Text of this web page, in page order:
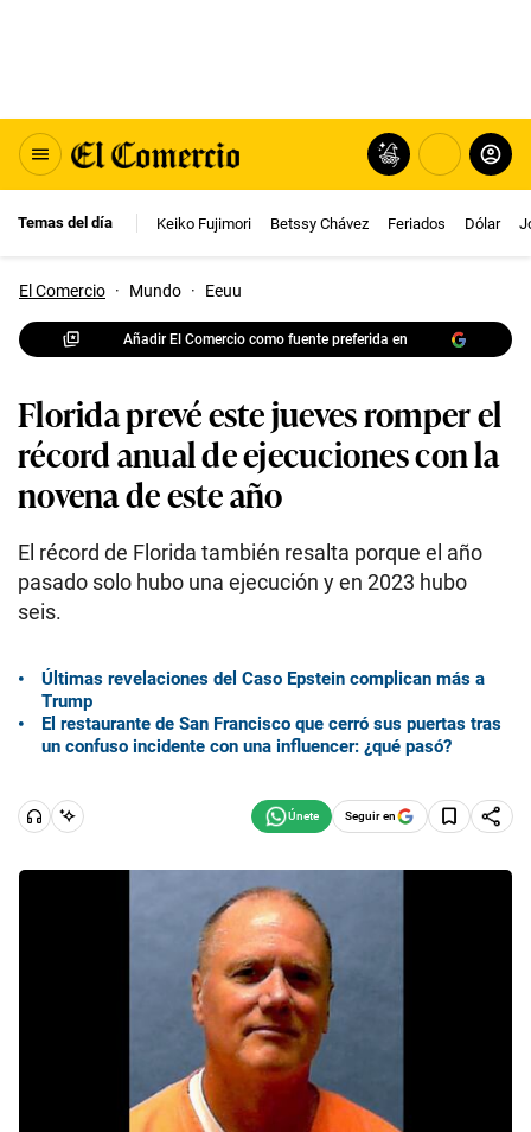
Temas del día Keiko Fujimori Betssy Chávez Feriados Dólar
El Comercio · Mundo · Eeuu
Añadir El Comercio como fuente preferida en
Florida prevé este jueves romper el
récord anual de ejecuciones con la
novena de este año
El récord de Florida también resalta porque el año
pasado solo hubo una ejecución y en 2023 hubo
seis.
Últimas revelaciones del Caso Epstein complican más a
Trump
El restaurante de San Francisco que cerró sus puertas tras
un confuso incidente con una influencer: ¿qué pasó?
Seguir en